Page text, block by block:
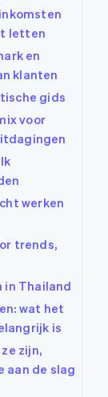
letten
en
klanten
gids
voor
werken
trends,
in Thailand
wat het
is
zijn,
aan de slag